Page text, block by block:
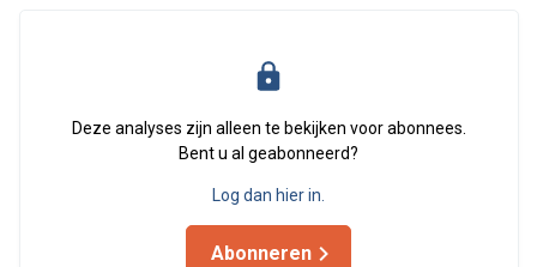
Deze analyses zijn alleen te bekijken voor abonnees.
Bent u al geabonneerd?
Log dan hier in.
Abonneren